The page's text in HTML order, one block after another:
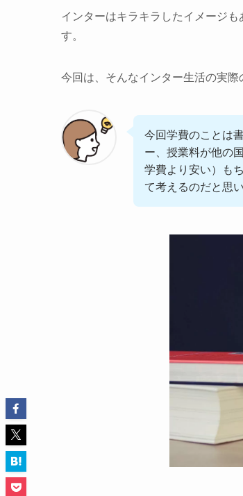
インターはキラキラしたイメージ
す。
今回は、そんなインター生活の実際
今回学費のことは
ー、授業料が他の
学費より安い）も
て考えるのだと思